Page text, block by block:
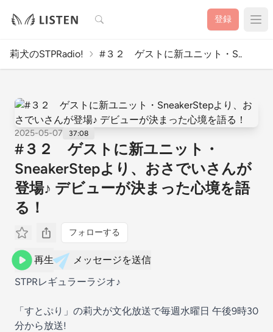
検索 登録
莉犬のSTPRadio! #３２ ゲストに新ユニット・S..
2025-05-07 37:08
#３２ ゲストに新ユニット・
SneakerStepより、おさでい さんが
登場♪ デビューが決まった心境を語
る！
フォローする
再生
メッセージを送信
STPRレギュラーラジオ♪
「すとぷり」の莉犬が文化放送で毎週水曜日 午後9時30
分から放送!